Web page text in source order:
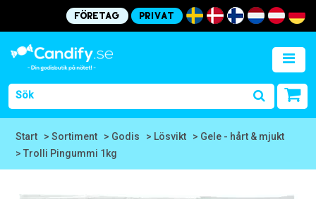
Företag Privat
Start > Sortiment > Godis > Lösvikt
> Gele - hårt & mjukt
> Trolli Pingummi 1kg